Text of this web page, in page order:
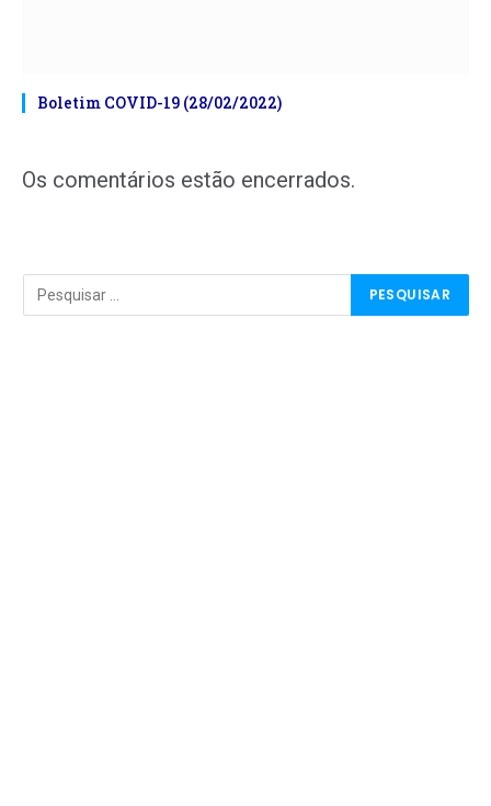
Boletim COVID-19 (28/02/2022)
Os comentários estão encerrados.